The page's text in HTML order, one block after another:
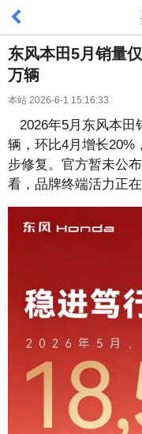
东风本田5月销量
万辆
本站 2026-6-1 15:16:33
2026年5月东风本田
辆，环比4月增长20%
步修复。官方暂未公
看，品牌终端活力正在